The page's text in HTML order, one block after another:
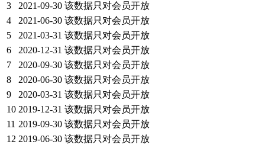
3
2021-09-30 该数据只对会员开放
4
2021-06-30 该数据只对会员开放
5
2021-03-31 该数据只对会员开放
6
2020-12-31 该数据只对会员开放
7
2020-09-30 该数据只对会员开放
8
2020-06-30 该数据只对会员开放
9
2020-03-31 该数据只对会员开放
10 2019-12-31 该数据只对会员开放
11 2019-09-30 该数据只对会员开放
12 2019-06-30 该数据只对会员开放